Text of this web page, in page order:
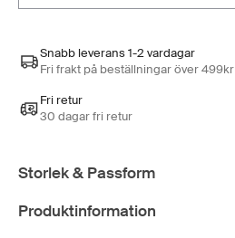
Snabb leverans 1-2 vardagar
Fri frakt på beställningar över 499kr
Fri retur
30 dagar fri retur
Storlek & Passform
Produktinformation